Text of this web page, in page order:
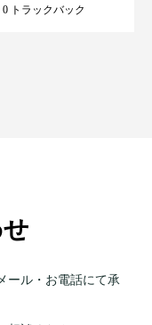
0 トラックバック
ール・お電話にて承